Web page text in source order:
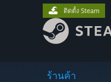
ร้านค้า
ติดตั้ง Steam